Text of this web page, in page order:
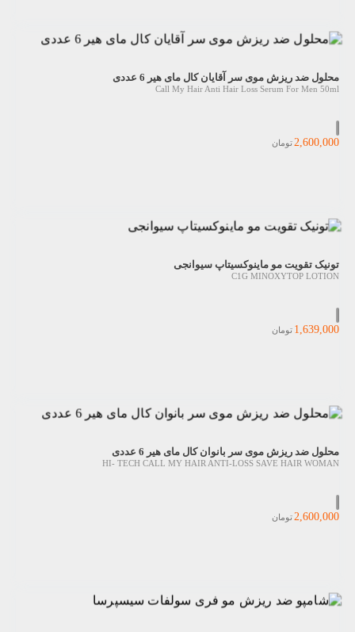
محلول ضد ریزش موى سر آقایان کال مای هیر 6 عددی
Call My Hair Anti Hair Loss Serum For Men 50ml
2,600,000تومان
تونیک تقویت مو ماینوکسیتاپ سیوانجی
C1G MINOXYTOP LOTION
1,639,000 تومان
محلول ضد ریزش موى سر بانوان کال مای هیر 6 عددی
HI- TECH CALL MY HAIR ANTI-LOSS SAVE HAIR WOMAN
2,600,000تومان